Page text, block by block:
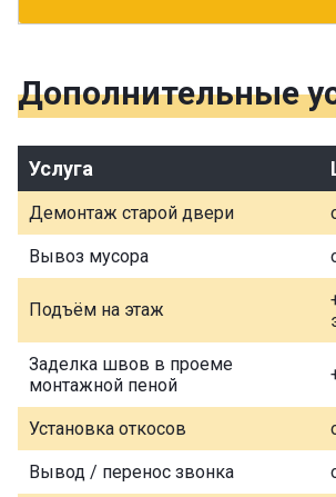
Дополнительные
Услуга
Демонтаж старой двери
Вывоз мусора
Подъём на этаж
Заделка швов в проеме
монтажной пеной
Установка откосов
Вывод / перенос звонка